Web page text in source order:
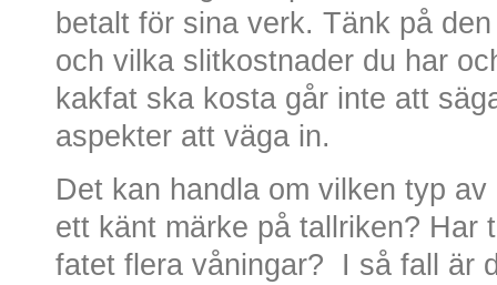
betalt för sina verk. Tänk på
och vilka slitkostnader du har
kakfat ska kosta går inte att
aspekter att väga in.
Det kan handla om vilken typ
ett känt märke på tallriken? Har
fatet flera våningar? I så fall är